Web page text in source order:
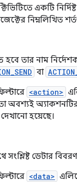
একটি নির্দিষ্ট
নিম্নলিখিত
তার নাম
বা
<action>
তা অবশ্যই
হয়েছে।
সংশ্লিষ্ট ডেটার
<data>